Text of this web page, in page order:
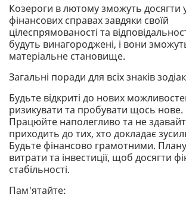
Козероги в лютому зможуть досягти
фінансових справах завдяки своїй
цілеспрямованості та
будуть винагороджені, і вони
матеріальне становище.
Загальні поради для всіх знаків
Будьте відкриті до нових
ризикувати та пробувати щось нове.
Працюйте наполегливо та не
приходить до тих, хто докладає
Будьте фінансово грамотними.
витрати та інвестиції, щоб досягти
стабільності.
Пам'ятайте: